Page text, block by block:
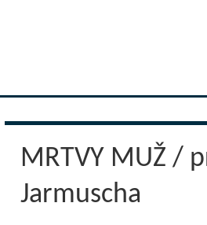
MRTVY MUŽ /
Jarmuscha